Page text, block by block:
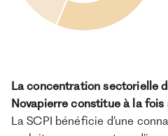
La concentration sectorielle
Novapierre constitue à la
La SCPI bénéficie d’une